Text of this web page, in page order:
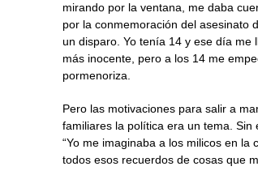
mirando por la ventana, me daba
por la conmemoración del asesinato
un disparo. Yo tenía 14 y ese día me
más inocente, pero a los 14 me
pormenoriza.
Pero las motivaciones para salir a
familiares la política era un tema.
“Yo me imaginaba a los milicos en
todos esos recuerdos de cosas que